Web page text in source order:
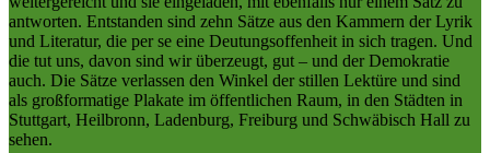
antworten. Entstanden sind zehn Sätze aus den Kammern der Lyrik
und Literatur, die per se eine Deutungsoffenheit in sich tragen. Und
die tut uns, davon sind wir überzeugt, gut – und der Demokratie
auch. Die Sätze verlassen den Winkel der stillen Lektüre und sind
als großformatige Plakate im öffentlichen Raum, in den Städten in
Stuttgart, Heilbronn, Ladenburg, Freiburg und Schwäbisch Hall zu
sehen.